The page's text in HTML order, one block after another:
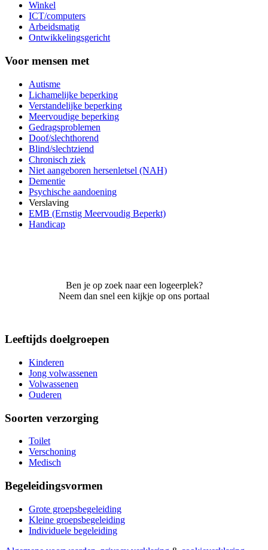
Winkel
ICT/computers
Arbeidsmatig
Ontwikkelingsgericht
Voor mensen met
Autisme
Lichamelijke beperking
Verstandelijke beperking
Meervoudige beperking
Gedragsproblemen
Doof/slechthorend
Blind/slechtziend
Chronisch ziek
Niet aangeboren hersenletsel (NAH)
Dementie
Psychische aandoening
Verslaving
EMB (Ernstig Meervoudig Beperkt)
Handicap
Ben je op zoek naar een logeerplek?
Neem dan snel een kijkje op ons portaal
Leeftijds doelgroepen
Kinderen
Jong volwassenen
Volwassenen
Ouderen
Soorten verzorging
Toilet
Verschoning
Medisch
Begeleidingsvormen
Grote groepsbegeleiding
Kleine groepsbegeleiding
Individuele begeleiding